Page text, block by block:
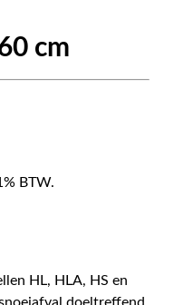
cm
BTW.
HL, HLA, HS en